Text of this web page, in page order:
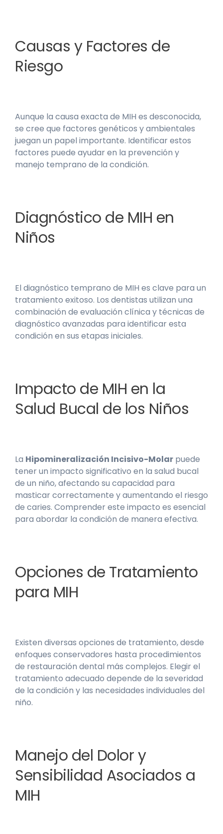
Causas y Factores de
Riesgo
Aunque la causa exacta de MIH es desconocida,
se cree que factores genéticos y ambientales
juegan un papel importante. Identificar estos
factores puede ayudar en la prevención y
manejo temprano de la condición.
Diagnóstico de MIH en
Niños
El diagnóstico temprano de MIH es clave para un
tratamiento exitoso. Los dentistas utilizan una
combinación de evaluación clínica y técnicas de
diagnóstico avanzadas para identificar esta
condición en sus etapas iniciales.
Impacto de MIH en la
Salud Bucal de los Niños
La Hipomineralización Incisivo-Molar puede
tener un impacto significativo en la salud bucal
de un niño, afectando su capacidad para
masticar correctamente y aumentando el riesgo
de caries. Comprender este impacto es esencial
para abordar la condición de manera efectiva.
Opciones de Tratamiento
para MIH
Existen diversas opciones de tratamiento, desde
enfoques conservadores hasta procedimientos
de restauración dental más complejos. Elegir el
tratamiento adecuado depende de la severidad
de la condición y las necesidades individuales del
niño.
Manejo del Dolor y
Sensibilidad Asociados a
MIH